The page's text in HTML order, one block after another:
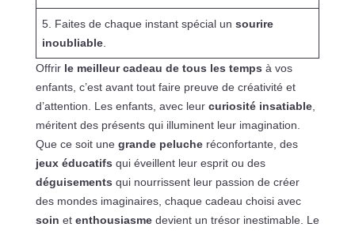
5. Faites de chaque instant spécial un sourire
inoubliable.
Offrir le meilleur cadeau de tous les temps à vos
enfants, c’est avant tout faire preuve de créativité et
d’attention. Les enfants, avec leur curiosité insatiable,
méritent des présents qui illuminent leur imagination.
Que ce soit une grande pelucheréconfortante, des
jeux éducatifs qui éveillent leur esprit ou des
déguisements qui nourrissent leur passion de créer
des mondes imaginaires, chaque cadeau choisi avec
soin et enthousiasmedevient un trésor inestimable. Le